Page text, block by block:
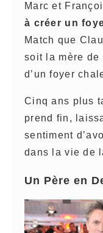
Marc et
à créer un
Match que
soit la mère de
d’un foyer
Cinq ans plus
prend fin,
sentiment
dans la vie de
Un Père en